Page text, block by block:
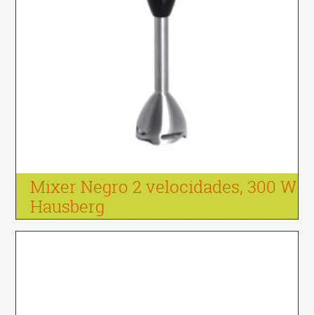
Mixer Negro 2 velocidades, 300 W
Hausberg